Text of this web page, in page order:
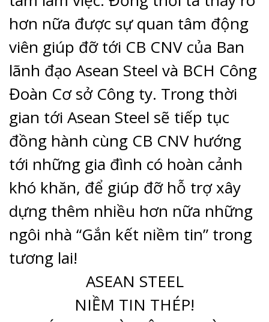
hơn nữa được sự quan tâm động
viên giúp đỡ tới CB CNV của Ban
lãnh đạo Asean Steel và BCH Công
Đoàn Cơ sở Công ty. Trong thời
gian tới Asean Steel sẽ tiếp tục
đồng hành cùng CB CNV hướng
tới những gia đình có hoàn cảnh
khó khăn, để giúp đỡ hỗ trợ xây
dựng thêm nhiều hơn nữa những
ngôi nhà “Gắn kết niềm tin” trong
tương lai!
ASEAN STEEL
NIỀM TIN THÉP!